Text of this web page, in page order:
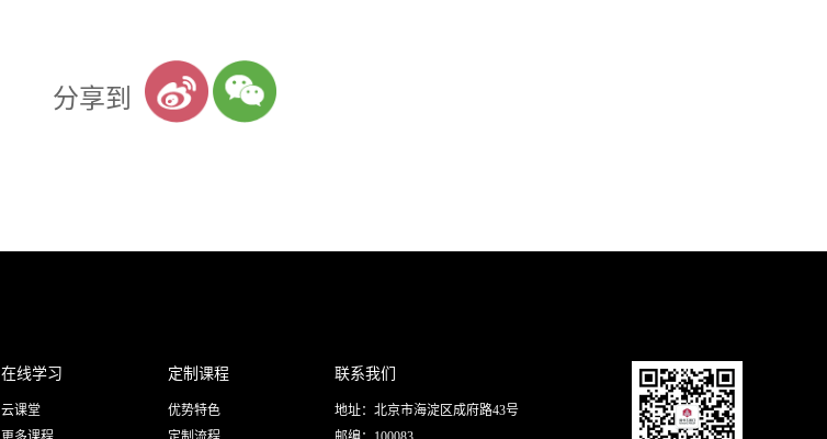
分享到
在线学习
云课堂
定制课程
优势特色
联系我们
地址：北京市海淀区成府路43号